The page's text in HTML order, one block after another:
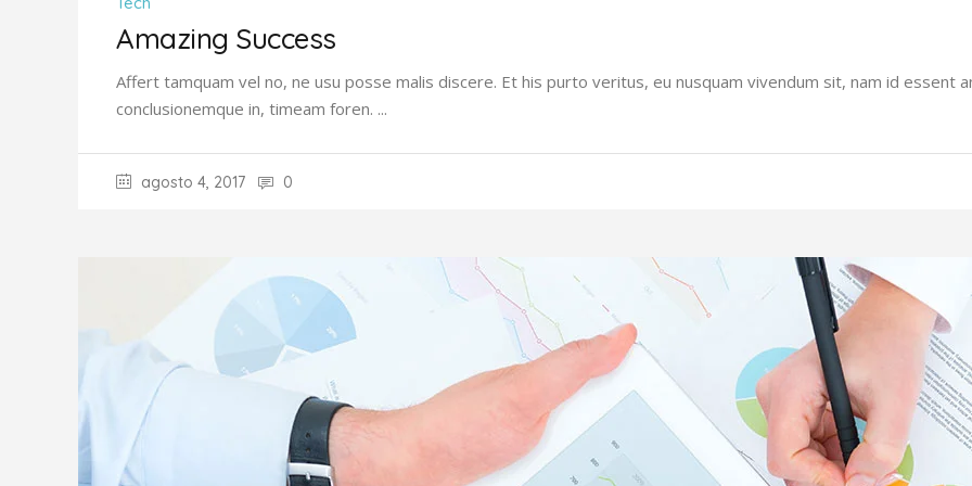
Amazing Success
Affert tamquam vel no, ne usu posse malis discere. Et his purto veritus, eu nusquam vivendum sit, nam id essent
conclusionemque in, timeam foren.
agosto 4, 2017 0